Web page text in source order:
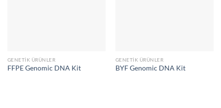
GENETIK ÜRÜNLER
FFPE Genomic DNA Kit
GENETIK ÜRÜNLER
BYF Genomic DNA Kit